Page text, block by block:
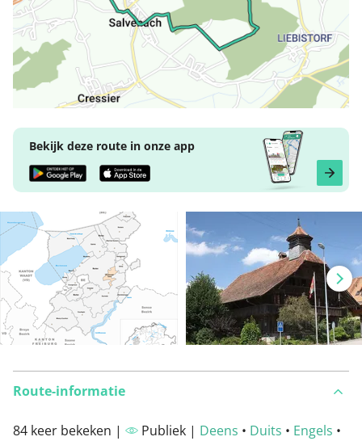
Bekijk deze route in onze app
Route-informatie
84 keer bekeken | Publiek | Deens • Duits • Engels •